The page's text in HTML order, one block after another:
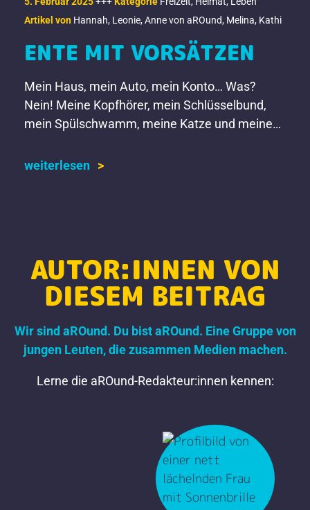
Artikel von Hannah, Leonie, Anne von aROund, Melina, Kathi
ENTE MIT VORSÄTZEN
Mein Haus, mein Auto, mein Konto… Was?
Nein! Meine Kopfhörer, mein Schlüsselbund,
mein Spülschwamm, meine Katze und meine
vorgenommen. Was sie damit wohl […]
weiterlesen
AUTOR:INNEN VON
DIESEM BEITRAG
Wir sind aROund. Du bist aROund. Eine Gruppe von
jungen Leuten, die zusammen Medien machen.
Lerne die aROund-Redakteur:innen kennen: